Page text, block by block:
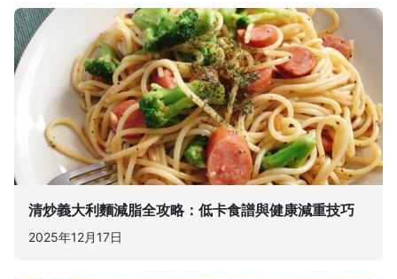
清炒義大利麵減脂全攻略：低卡食譜與健康減重技巧
2025年12月17日